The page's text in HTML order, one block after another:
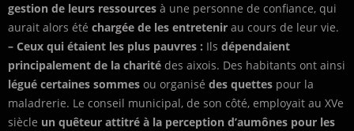
gestion de leurs ressources à une personne de confiance, qui
aurait alors été chargée de les entretenir au cours de leur vie.
– Ceux qui étaient les plus pauvres : Ils dépendaient
principalement de la charité des aixois. Des habitants ont ainsi
légué certaines sommes ou organisé des quettes pour la
maladrerie. Le conseil municipal, de son côté, employait au XVe
siècle un quêteur attitré à la perception d’aumônes pour les